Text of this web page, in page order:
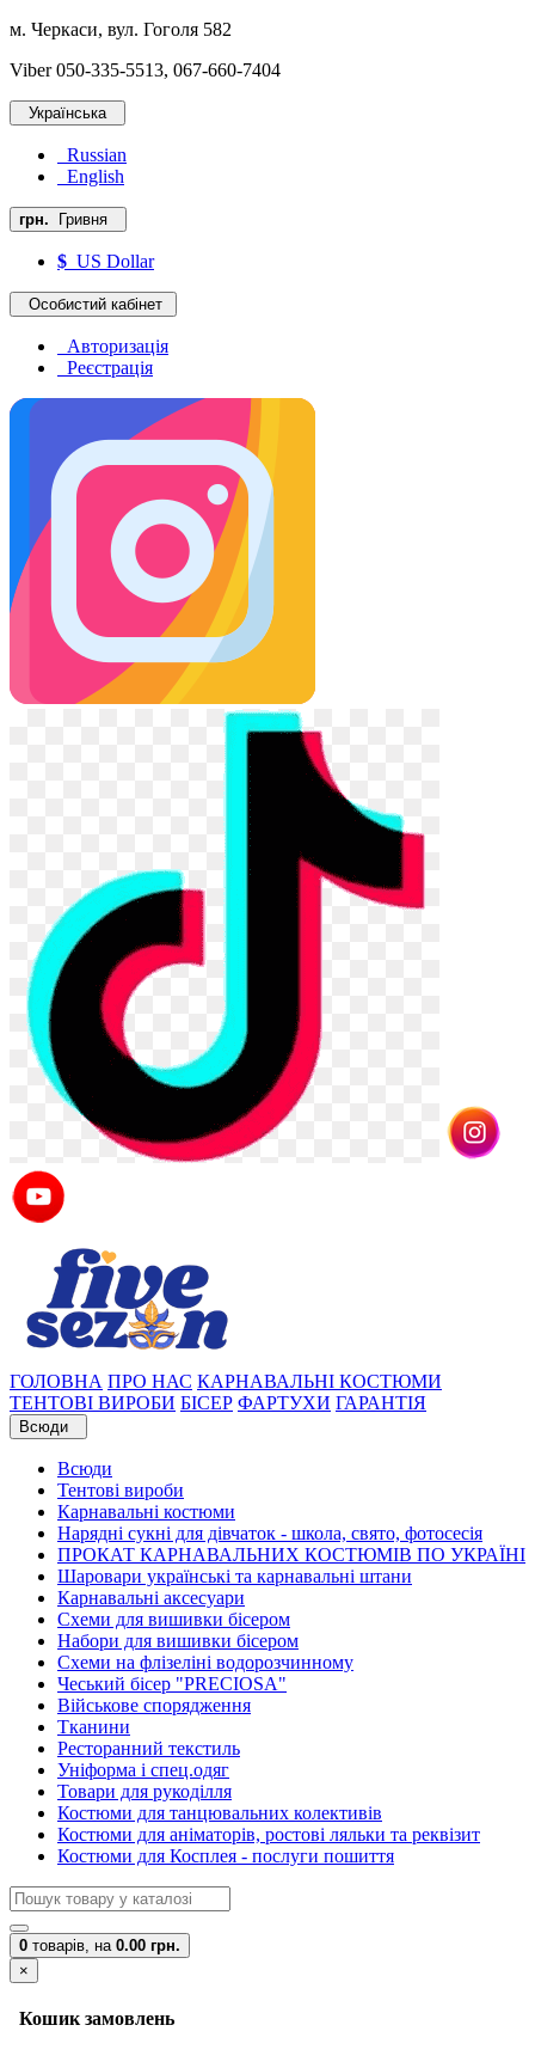
м. Черкаси, вул. Гоголя 582
Viber 050-335-5513, 067-660-7404
Українська
Russian
English
грн. Гривня
$ US Dollar
Особистий кабінет
Авторизація
Реєстрація
ГОЛОВНА ПРО НАС КАРНАВАЛЬНІ КОСТЮМИ
ТЕНТОВІ ВИРОБИ БІСЕР ФАРТУХИ ГАРАНТІЯ
Всюди
Всюди
Тентові вироби
Карнавальні костюми
Нарядні сукні для дівчаток - школа, свято, фотосесія
ПРОКАТ КАРНАВАЛЬНИХ КОСТЮМІВ ПО УКРАЇНІ
Шаровари українські та карнавальні штани
Карнавальні аксесуари
Схеми для вишивки бісером
Набори для вишивки бісером
Схеми на флізеліні водорозчинному
Чеський бісер "PRECIOSA"
Військове спорядження
Тканини
Ресторанний текстиль
Уніформа і спец.одяг
Товари для рукоділля
Костюми для танцювальних колективів
Костюми для аніматорів, ростові ляльки та реквізит
Костюми для Косплея - послуги пошиття
0 товарів, на 0.00 грн.
×
Кошик замовлень